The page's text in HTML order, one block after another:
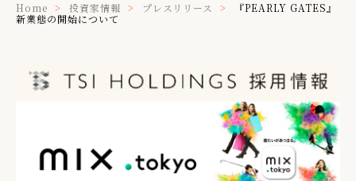
Home 投資家情報 プレスリリース
『PEARLY GATES』
新業態の開始について